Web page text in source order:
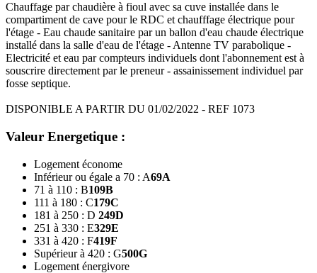
Chauffage par chaudière à fioul avec sa cuve installée dans le
compartiment de cave pour le RDC et chaufffage électrique pour
l'étage - Eau chaude sanitaire par un ballon d'eau chaude électrique
installé dans la salle d'eau de l'étage - Antenne TV parabolique -
Electricité et eau par compteurs individuels dont l'abonnement est à
souscrire directement par le preneur - assainissement individuel par
fosse septique.
DISPONIBLE A PARTIR DU 01/02/2022 - REF 1073
Valeur Energetique :
Logement économe
Inférieur ou égale a 70 : A69A
71 à 110 : B109B
111 à 180 : C179C
181 à 250 : D 249D
251 à 330 : E329E
331 à 420 : F419F
Supérieur à 420 : G500G
Logement énergivore